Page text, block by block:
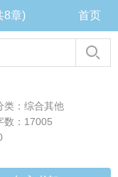
8章) 首页
类：综合其他
数：17005